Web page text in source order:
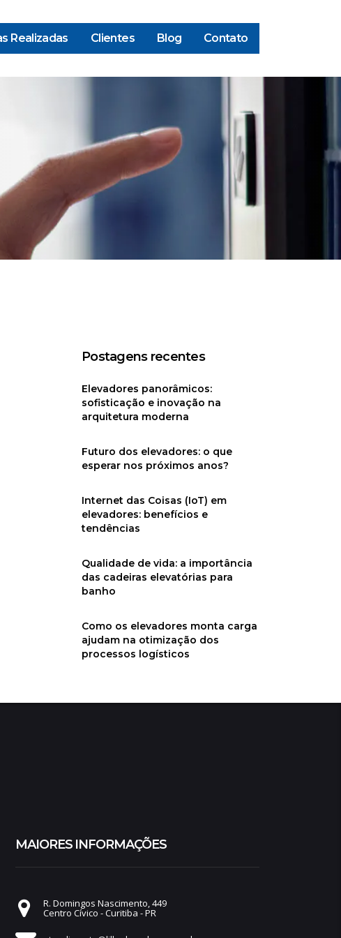
Realizadas Clientes Blog Contato
Postagens recentes
Elevadores panorâmicos:
sofisticação e inovação na
arquitetura moderna
Futuro dos elevadores: o que
esperar nos próximos anos?
Internet das Coisas (IoT) em
elevadores: benefícios e
tendências
Qualidade de vida: a importância
das cadeiras elevatórias para
banho
Como os elevadores monta carga
ajudam na otimização dos
processos logísticos
MAIORES INFORMAÇÕES
R. Domingos Nascimento, 449
Centro Cívico - Curitiba - PR